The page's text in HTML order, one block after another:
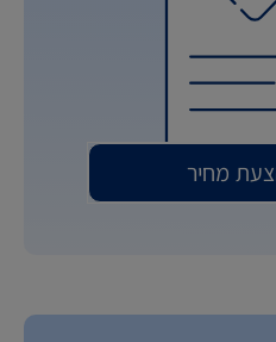
מחיר